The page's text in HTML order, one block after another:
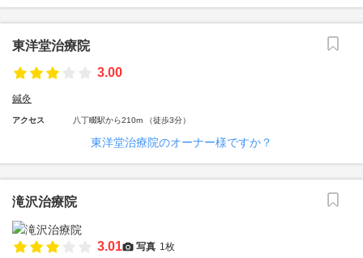
東洋堂治療院
3.00
鍼灸
アクセス 八丁畷駅から210m （徒歩3分）
東洋堂治療院のオーナー様ですか？
滝沢治療院
3.01 写真 1枚